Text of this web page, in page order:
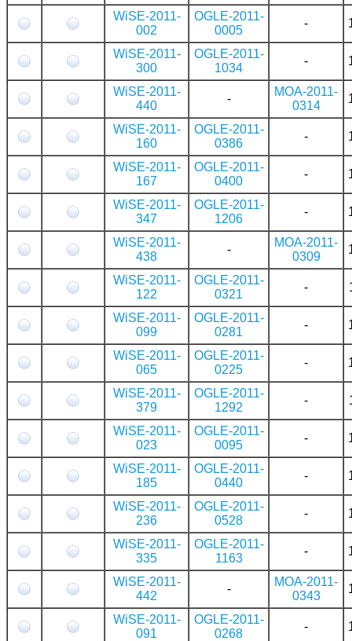
WiSE-2011-
002
OGLE-2011-
0005
-
WiSE-2011-
300
OGLE-2011-
1034
-
WiSE-2011-
440
-
MOA-2011-
0314
WiSE-2011-
160
OGLE-2011-
0386
-
WiSE-2011-
167
OGLE-2011-
0400
-
WiSE-2011-
347
OGLE-2011-
1206
-
WiSE-2011-
438
-
MOA-2011-
0309
WiSE-2011-
122
OGLE-2011-
0321
-
WiSE-2011-
099
OGLE-2011-
0281
-
WiSE-2011-
065
OGLE-2011-
0225
-
WiSE-2011-
379
OGLE-2011-
1292
-
WiSE-2011-
023
OGLE-2011-
0095
-
WiSE-2011-
185
OGLE-2011-
0440
-
WiSE-2011-
236
OGLE-2011-
0528
-
WiSE-2011-
335
OGLE-2011-
1163
-
WiSE-2011-
442
-
MOA-2011-
0343
WiSE-2011-
091
OGLE-2011-
0268
-